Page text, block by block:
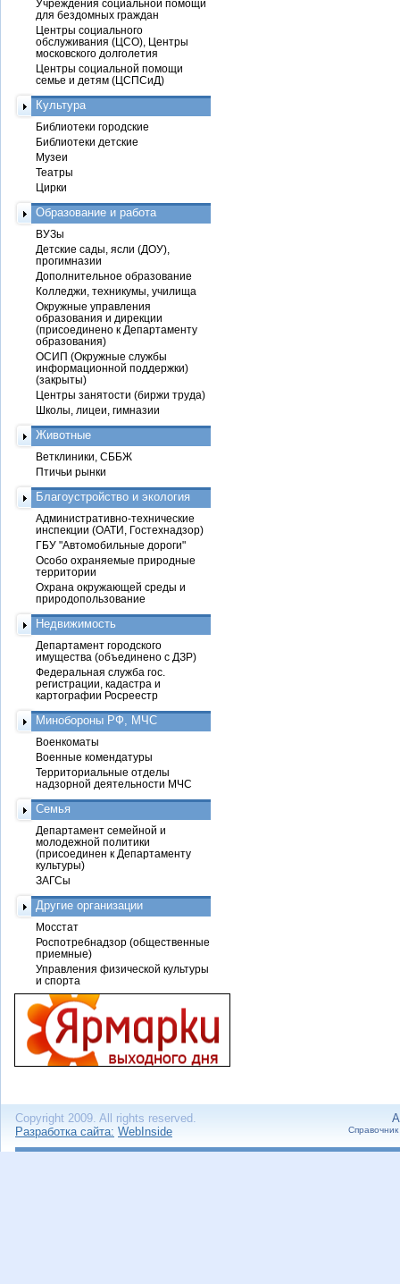
Учреждения социальной помощи
для бездомных граждан
Центры социального
обслуживания (ЦСО), Центры
московского долголетия
Центры социальной помощи
семье и детям (ЦСПСиД)
Культура
Библиотеки городские
Библиотеки детские
Музеи
Театры
Цирки
Образование и работа
ВУЗы
Детские сады, ясли (ДОУ),
прогимназии
Дополнительное образование
Колледжи, техникумы, училища
Окружные управления
образования и дирекции
(присоединено к Департаменту
образования)
ОСИП (Окружные службы
информационной поддержки)
(закрыты)
Центры занятости (биржи труда)
Школы, лицеи, гимназии
Животные
Ветклиники, СББЖ
Птичьи рынки
Благоустройство и экология
Административно-технические
инспекции (ОАТИ, Гостехнадзор)
ГБУ "Автомобильные дороги"
Особо охраняемые природные
территории
Охрана окружающей среды и
природопользование
Недвижимость
Департамент городского
имущества (объединено с ДЗР)
Федеральная служба гос.
регистрации, кадастра и
картографии Росреестр
Минобороны РФ, МЧС
Военкоматы
Военные комендатуры
Территориальные отделы
надзорной деятельности МЧС
Семья
Департамент семейной и
молодежной политики
(присоединен к Департаменту
культуры)
ЗАГСы
Другие организации
Мосстат
Роспотребнадзор (общественные
приемные)
Управления физической культуры
и спорта
Copyright 2009. All rights reserved.
Разработка сайта: WebInside